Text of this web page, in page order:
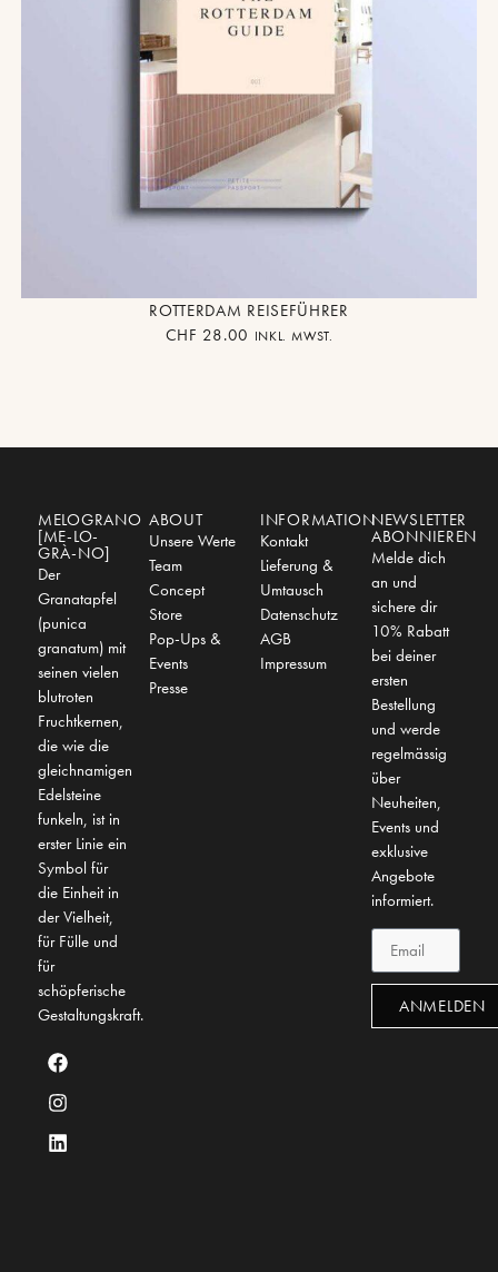
ROTTERDAM REISEFÜHRER
CHF 28.00 INKL. MWST.
MELOGRANO
[ME-LO-
GRÀ-NO]
Der
Granatapfel
(punica
granatum) mit
seinen vielen
blutroten
Fruchtkernen,
die wie die
gleichnamigen
Edelsteine
funkeln, ist in
erster Linie ein
Symbol für
die Einheit in
der Vielheit,
für Fülle und
für
schöpferische
Gestaltungskraft.
ABOUT
Unsere Werte
Team
Concept
Store
Pop-Ups &
Events
Presse
INFORMATION
Kontakt
Lieferung &
Umtausch
Datenschutz
AGB
Impressum
NEWSLETTER
ABONNIEREN
Melde dich
an und
sichere dir
10% Rabatt
bei deiner
ersten
Bestellung
und werde
regelmässig
über
Neuheiten,
Events und
exklusive
Angebote
informiert.
ANMELDEN